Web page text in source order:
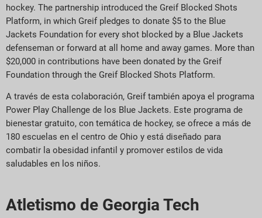
hockey. The partnership introduced the Greif Blocked Shots
Platform, in which Greif pledges to donate $5 to the Blue
Jackets Foundation for every shot blocked by a Blue Jackets
defenseman or forward at all home and away games. More than
$20,000 in contributions have been donated by the Greif
Foundation through the Greif Blocked Shots Platform.
A través de esta colaboración, Greif también apoya el programa
Power Play Challenge de los Blue Jackets. Este programa de
bienestar gratuito, con temática de hockey, se ofrece a más de
180 escuelas en el centro de Ohio y está diseñado para
combatir la obesidad infantil y promover estilos de vida
saludables en los niños.
Atletismo de Georgia Tech